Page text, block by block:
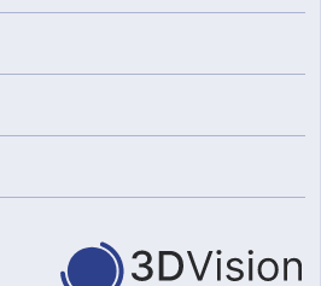
для вакуумного литья